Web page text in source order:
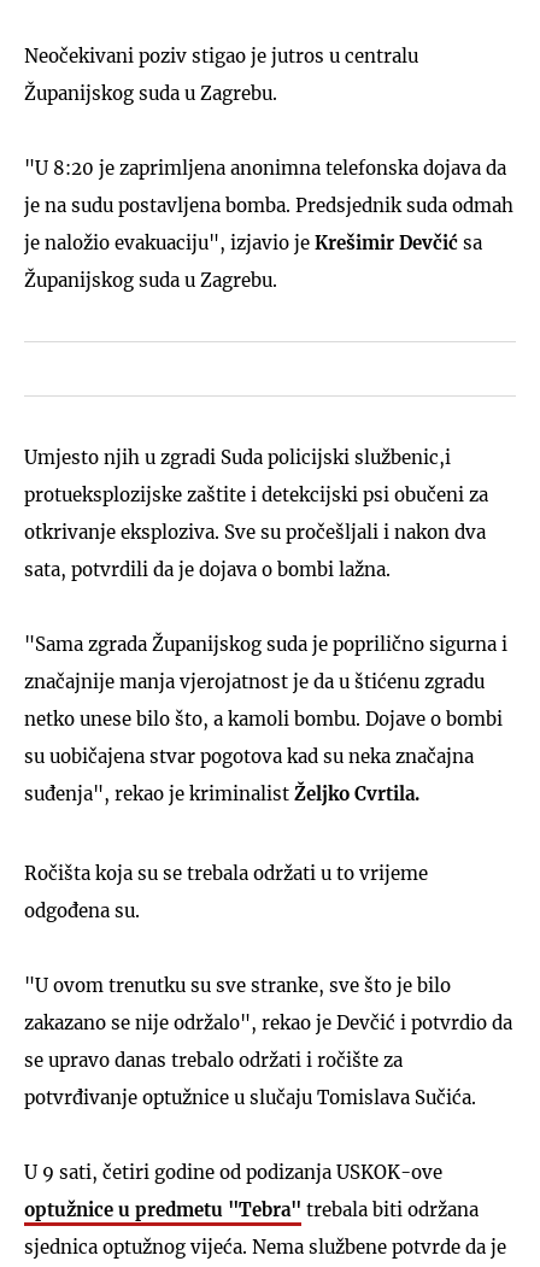
Neočekivani poziv stigao je jutros u centralu
Županijskog suda u Zagrebu.
"U 8:20 je zaprimljena anonimna telefonska dojava da
je na sudu postavljena bomba. Predsjednik suda odmah
je naložio evakuaciju", izjavio je Krešimir Devčić sa
Županijskog suda u Zagrebu.
Umjesto njih u zgradi Suda policijski službenic,i
protueksplozijske zaštite i detekcijski psi obučeni za
otkrivanje eksploziva. Sve su pročešljali i nakon dva
sata, potvrdili da je dojava o bombi lažna.
"Sama zgrada Županijskog suda je poprilično sigurna i
značajnije manja vjerojatnost je da u štićenu zgradu
netko unese bilo što, a kamoli bombu. Dojave o bombi
su uobičajena stvar pogotova kad su neka značajna
suđenja", rekao je kriminalist Željko Cvrtila.
Ročišta koja su se trebala održati u to vrijeme
odgođena su.
"U ovom trenutku su sve stranke, sve što je bilo
zakazano se nije održalo", rekao je Devčić i potvrdio da
se upravo danas trebalo održati i ročište za
potvrđivanje optužnice u slučaju Tomislava Sučića.
U 9 sati, četiri godine od podizanja USKOK-ove
optužnice u predmetu "Tebra" trebala biti održana
sjednica optužnog vijeća. Nema službene potvrde da je